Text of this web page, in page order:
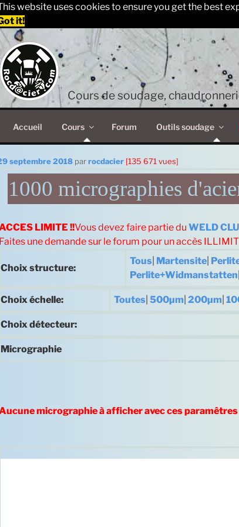
website uses cookies to ensure you get the best
it!
Aller
principal
Cours de soudage,
Accueil Cours Forum Outils soudage
septembre 2018 parrocdacier [135 671 vues]
1000 micrographies
LIMITE !!Vous devez faire partie du WELD
Faites une demande sur le forum pour un accès
Choix structure:
Tous Martensite
Perlite+Widmanstatten
Choix échelle: Toutes |500µm |200µm |
Choix détecteur:
Micrographie
micrographie à afficher avec ces paramêtres